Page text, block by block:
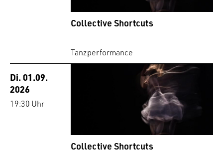
Collective Shortcuts
Tanzperformance
Di. 01.09.
2026
19:30 Uhr
Collective Shortcuts